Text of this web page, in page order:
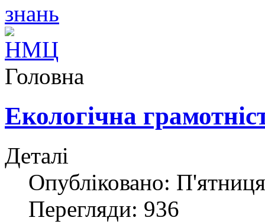
Головна
Екологічна
Деталі
Опубліковано:
Перегляди: 936